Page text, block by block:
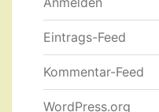
Eintrags-Feed
Kommentar-Feed
WordPress.org